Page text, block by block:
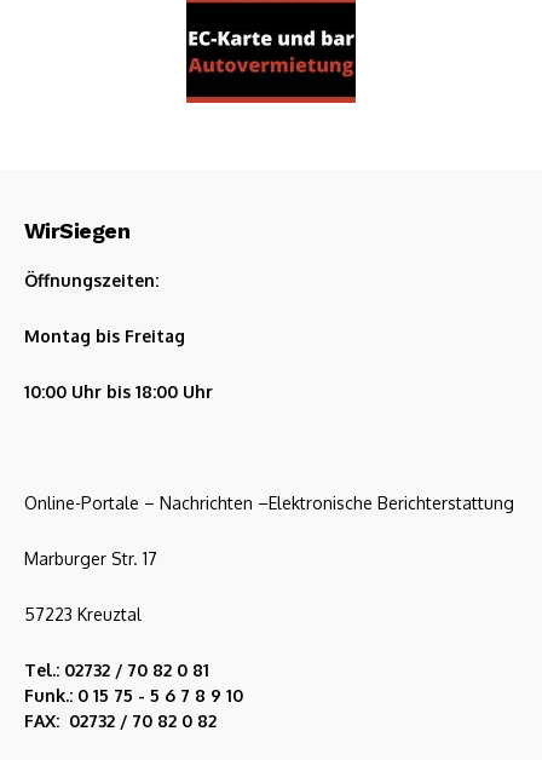
WirSiegen
Öffnungszeiten:
Montag bis Freitag
10:00 Uhr bis 18:00 Uhr
Online-Portale – Nachrichten –Elektronische Berichterstattung
Marburger Str. 17
57223 Kreuztal
Tel.: 02732 / 70 82 0 81
Funk.: 0 15 75 - 5 6 7 8 9 10
FAX: 02732 / 70 82 0 82